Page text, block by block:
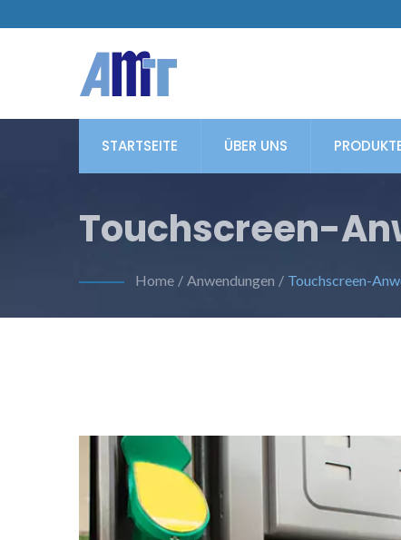
STARTSEITE ÜBER UNS
Touchscreen-
Home / Anwendungen / Touchscreen-